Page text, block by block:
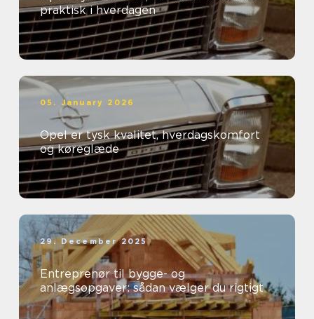
praktisk i hverdagen
05. January 2026
Opel er tysk kvalitet, hverdagskomfort
og køreglæde
29. December 2025
Entreprenør til bygge- og
anlægsopgaver: sådan vælger du rigtigt